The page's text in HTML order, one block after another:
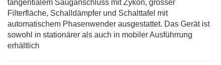
tangentialem Sauganschluss mit Zykon, grosser
Filterfläche, Schalldämpfer und Schalttafel mit
automatischem Phasenwender ausgestattet. Das Gerät ist
sowohl in stationärer als auch in mobiler Ausführrung
erhältlich